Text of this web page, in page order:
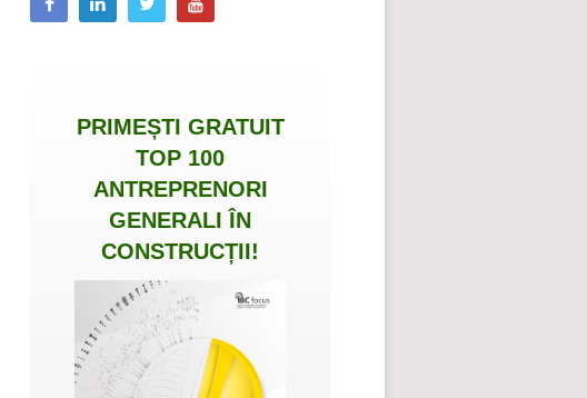
PRIMEȘTI GRATUIT
TOP 100
ANTREPRENORI
GENERALI ÎN
CONSTRUCȚII!